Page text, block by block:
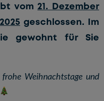
vom21. Dezember
geschlossen. Im
gewohnt für Sie
Weihnachtstage und